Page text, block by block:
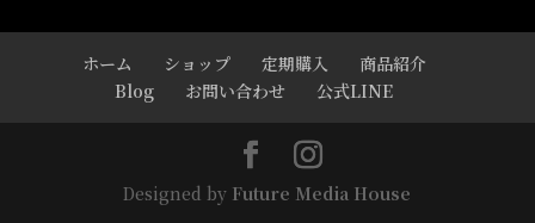
ホーム ショップ 定期購入
商品紹介
Blog
お問い合わせ 公式LINE
Designed by Future Media House